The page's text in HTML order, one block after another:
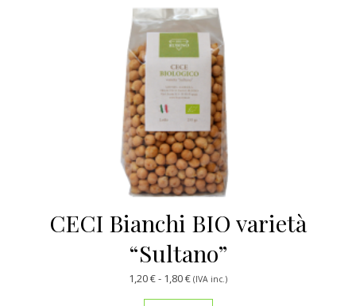
CECI Bianchi BIO varietà
“Sultano”
1,20€- 1,80€Fascia di prezzo: da 1,20 € a 1,80 €
(IVA inc.)